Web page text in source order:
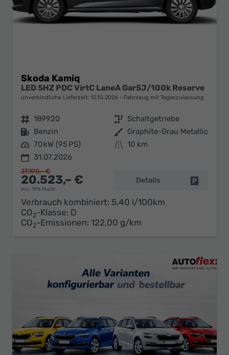
Skoda Kamiq
LED SHZ PDC VirtC LaneA Gar5J/100k Reserve
unverbindliche Lieferzeit: 12.10.2026 Fahrzeug mit Tageszulassung
Fahrzeugnr. 189920 Getriebe Schaltgetriebe
Kraftstoff Benzin Außenfarbe Graphite-Grau Metallic
Leistung 70 kW (95 PS) Kilometerstand 10 km
31.07.2026
20.523,– €
incl. 19% MwSt.
27.190,– €
Details
Verbrauch kombiniert: 5,40 l/100km
CO2-Klasse: D
CO2-Emissionen: 122,00 g/km